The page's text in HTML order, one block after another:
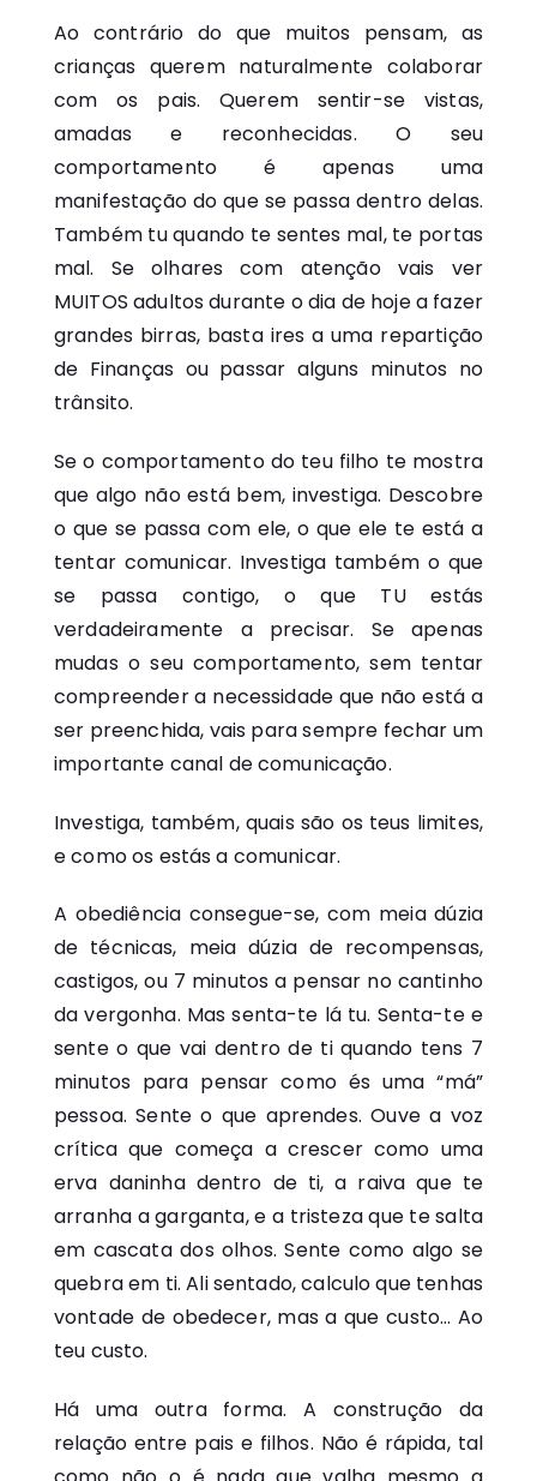
Ao contrário do que muitos pensam, as
crianças querem naturalmente colaborar
com os pais. Querem sentir-se vistas,
amadas e reconhecidas. O seu
comportamento é apenas uma
manifestação do que se passa dentro delas.
Também tu quando te sentes mal, te portas
mal. Se olhares com atenção vais ver
MUITOS adultos durante o dia de hoje a fazer
grandes birras, basta ires a uma repartição
de Finanças ou passar alguns minutos no
trânsito.
Se o comportamento do teu filho te mostra
que algo não está bem, investiga. Descobre
o que se passa com ele, o que ele te está a
tentar comunicar. Investiga também o que
se passa contigo, o que TU estás
verdadeiramente a precisar. Se apenas
mudas o seu comportamento, sem tentar
compreender a necessidade que não está a
ser preenchida, vais para sempre fechar um
importante canal de comunicação.
Investiga, também, quais são os teus limites,
e como os estás a comunicar.
A obediência consegue-se, com meia dúzia
de técnicas, meia dúzia de recompensas,
castigos, ou 7 minutos a pensar no cantinho
da vergonha. Mas senta-te lá tu. Senta-te e
sente o que vai dentro de ti quando tens 7
minutos para pensar como és uma “má”
pessoa. Sente o que aprendes. Ouve a voz
crítica que começa a crescer como uma
erva daninha dentro de ti, a raiva que te
arranha a garganta, e a tristeza que te salta
em cascata dos olhos. Sente como algo se
quebra em ti. Ali sentado, calculo que tenhas
vontade de obedecer, mas a que custo… Ao
teu custo.
Há uma outra forma. A construção da
relação entre pais e filhos. Não é rápida, tal